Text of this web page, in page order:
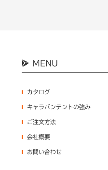
MENU
カタログ
キャラバンテントの強み
ご注文方法
会社概要
お問い合わせ